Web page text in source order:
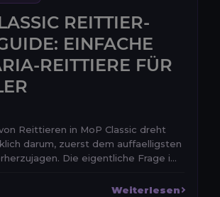
REITTIER-
EINFACHE
REITTIERE FÜR
Reittieren in MoP Classic dreht
darum, zuerst dem auffaelligsten
Die eigentliche Frage i...
Weiterlesen